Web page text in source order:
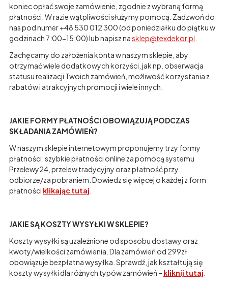
koniec opłać swoje zamówienie, zgodnie z wybraną formą
płatności. W razie wątpliwości służymy pomocą. Zadzwoń do
nas pod numer +48 530 012 300 (od poniedziałku do piątku w
godzinach 7:00-15:00) lub napisz nasklep@texdekor.pl
Zachęcamy do założenia konta w naszym sklepie, aby
otrzymać wiele dodatkowych korzyści, jak np. obserwacja
statusu realizacji Twoich zamówień, możliwość korzystania z
rabatów i atrakcyjnych promocji i wiele innych.
JAKIE FORMY PŁATNOŚCI OBOWIĄZUJĄ PODCZAS
SKŁADANIA ZAMÓWIEŃ?
W naszym sklepie internetowym proponujemy trzy formy
płatności: szybkie płatności online za pomocą systemu
Przelewy24, przelew tradycyjny oraz płatność przy
odbiorze/za pobraniem. Dowiedz się więcej o każdej z form
płatności klikając tutaj
JAKIE SĄ KOSZTY WYSYŁKI W SKLEPIE?
Koszty wysyłki są uzależnione od sposobu dostawy oraz
kwoty/wielkości zamówienia. Dla zamówień od 299zł
obowiązuje bezpłatna wysyłka. Sprawdź, jak kształtują się
koszty wysyłki dla różnych typów zamówień – kliknij tutaj